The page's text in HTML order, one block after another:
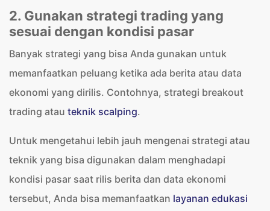
2. Gunakan strategi trading yang
sesuai dengan kondisi pasar
Banyak strategi yang bisa Anda gunakan untuk
memanfaatkan peluang ketika ada berita atau data
ekonomi yang dirilis. Contohnya, strategi breakout
trading atau teknik scalping.
Untuk mengetahui lebih jauh mengenai strategi atau
teknik yang bisa digunakan dalam menghadapi
kondisi pasar saat rilis berita dan data ekonomi
tersebut, Anda bisa memanfaatkan layanan edukasi